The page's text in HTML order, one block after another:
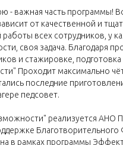
- важная часть программы!
от качественной и
всех сотрудников, у
своя задача. Благодаря
и стажировке, подготовка
Проходит максимально
последние
педсовет.
реализуется АНО
Благотворительного
в рамках программы